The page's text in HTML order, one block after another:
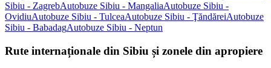
Sibiu - ZagrebAutobuze Sibiu - MangaliaAutobuze Sibiu -
OvidiuAutobuze Sibiu - TulceaAutobuze Sibiu - ŢăndăreiAutobuze
Sibiu - BabadagAutobuze Sibiu - Neptun
Rute internaționale din Sibiu și zonele din apropiere